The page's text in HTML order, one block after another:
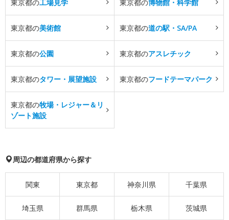
東京都の工場見学 東京都の博物館・科学館
東京都の美術館 東京都の道の駅・SA/PA
東京都の公園 東京都のアスレチック
東京都のタワー・展望施設 東京都のフードテーマパーク
東京都の牧場・レジャー＆リ
ゾート施設
周辺の都道府県から探す
関東 東京都 神奈川県 千葉県
埼玉県 群馬県 栃木県 茨城県